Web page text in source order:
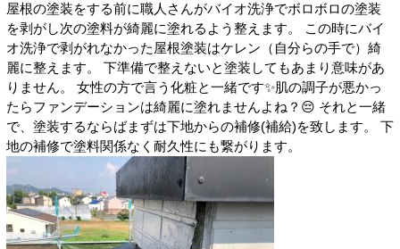
屋根の塗装をする前に職人さんがバイオ洗浄でボロボロの塗装
を剥がし次の塗料が綺麗に塗れるよう整えます。 この時にバイ
オ洗浄で剥がれなかった屋根塗装はケレン（自分らの手で）綺
麗に整えます。 下準備で整えないと塗装してもあまり意味があ
りません。 女性の方で言う化粧と一緒です✨肌の調子が悪かっ
たらファンデーションは綺麗に塗れませんよね？😔 それと一緒
で、塗装するならばまずは下地からの補修(補給)を致します。 下
地の補修で塗料関係なく耐久性にも繋がります。